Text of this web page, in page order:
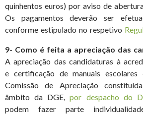
quinhentos euros) por aviso de
Os pagamentos deverão ser
conforme estipulado no respetivo
9- Como é feita a apreciação das
A apreciação das candidaturas à
e certificação de manuais
Comissão de Apreciação
âmbito da DGE,por despacho do
podem fazer parte